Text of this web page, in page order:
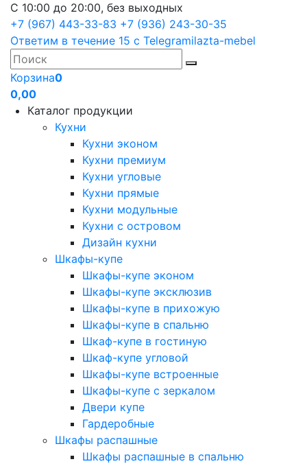
С 10:00 до 20:00, без выходных
+7 (967) 443-33-83 +7 (936) 243-30-35
Ответим в течение 15 с Telegramilazta-mebel
Корзина0
0,00
Каталог продукции
Кухни
Кухни эконом
Кухни премиум
Кухни угловые
Кухни прямые
Кухни модульные
Кухни с островом
Дизайн кухни
Шкафы-купе
Шкафы-купе эконом
Шкафы-купе эксклюзив
Шкафы-купе в прихожую
Шкафы-купе в спальню
Шкаф-купе в гостиную
Шкаф-купе угловой
Шкафы-купе встроенные
Шкафы-купе с зеркалом
Двери купе
Гардеробные
Шкафы распашные
Шкафы распашные в спальню